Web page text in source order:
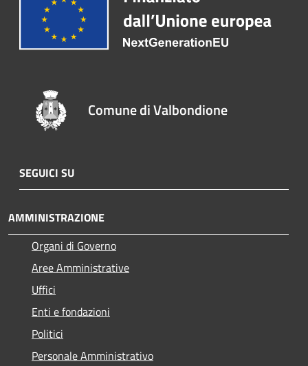
Comune di Valbondione
SEGUICI SU
AMMINISTRAZIONE
Organi di Governo
Aree Amministrative
Uffici
Enti e fondazioni
Politici
Personale Amministrativo